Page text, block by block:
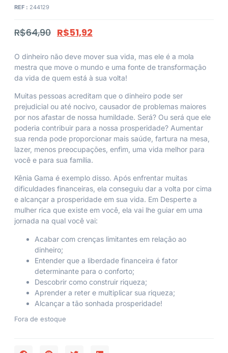
REF : 244129
R$64,90 R$51,92
O dinheiro não deve mover sua vida, mas ele é a mola
mestra que move o mundo e uma fonte de transformação
da vida de quem está à sua volta!
Muitas pessoas acreditam que o dinheiro pode ser
prejudicial ou até nocivo, causador de problemas maiores
por nos afastar de nossa humildade. Será? Ou será que ele
poderia contribuir para a nossa prosperidade? Aumentar
sua renda pode proporcionar mais saúde, fartura na mesa,
lazer, menos preocupações, enfim, uma vida melhor para
você e para sua família.
Kênia Gama é exemplo disso. Após enfrentar muitas
dificuldades financeiras, ela conseguiu dar a volta por cima
e alcançar a prosperidade em sua vida. Em Desperte a
mulher rica que existe em você , ela vai lhe guiar em uma
jornada na qual você vai:
Acabar com crenças limitantes em relação ao
dinheiro;
Entender que a liberdade financeira é fator
determinante para o conforto;
Descobrir como construir riqueza;
Aprender a reter e multiplicar sua riqueza;
Alcançar a tão sonhada prosperidade!
Fora de estoque